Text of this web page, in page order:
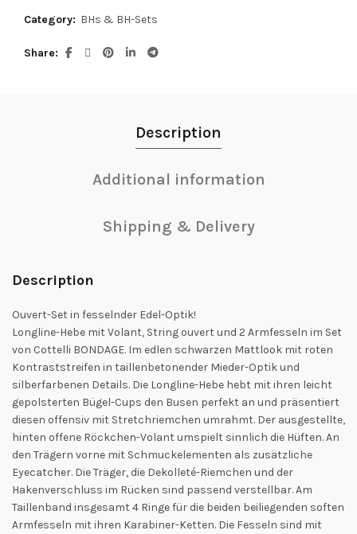
Category: BHs & BH-Sets
Share
Description
Additional information
Shipping & Delivery
Description
Ouvert-Set in fesselnder Edel-Optik!
Longline-Hebe mit Volant, String ouvert und 2 Armfesseln im Set
von Cottelli BONDAGE. Im edlen schwarzen Mattlook mit roten
Kontraststreifen in taillenbetonender Mieder-Optik und
silberfarbenen Details. Die Longline-Hebe hebt mit ihren leicht
gepolsterten Bügel-Cups den Busen perfekt an und präsentiert
diesen offensiv mit Stretchriemchen umrahmt. Der ausgestellte,
hinten offene Röckchen-Volant umspielt sinnlich die Hüften. An
den Trägern vorne mit Schmuckelementen als zusätzliche
Eyecatcher. Die Träger, die Dekolleté-Riemchen und der
Hakenverschluss im Rücken sind passend verstellbar. Am
Taillenband insgesamt 4 Ringe für die beiden beiliegenden soften
Armfesseln mit ihren Karabiner-Ketten. Die Fesseln sind mit